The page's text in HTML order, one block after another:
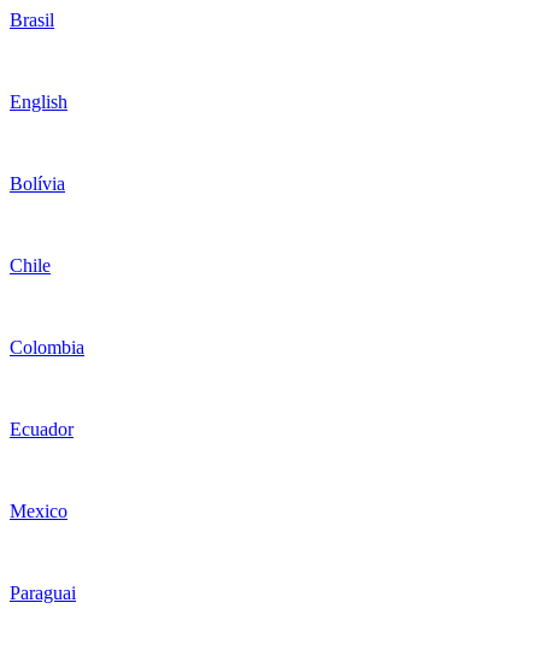
Brasil
English
Bolívia
Chile
Colombia
Ecuador
Mexico
Paraguai